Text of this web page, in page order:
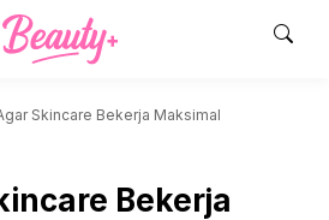
Skincare Bekerja Maksimal
Bekerja